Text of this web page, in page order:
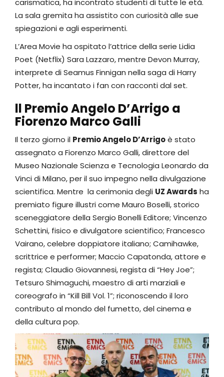
carismatica, ha incontrato studenti di tutte le età.
La sala gremita ha assistito con curiosità alle sue
spiegazioni e agli esperimenti.
L’Area Movie ha ospitato l’attrice della serie Lidia
Poet (Netflix) Sara Lazzaro, mentre Devon Murray,
interprete di Seamus Finnigan nella saga di Harry
Potter, ha incantato i fan con racconti dal set.
ll Premio Angelo D’Arrigo a
Fiorenzo Marco Galli
Il terzo giorno il Premio Angelo D’Arrigoè stato
assegnato a Fiorenzo Marco Galli, direttore del
Museo Nazionale Scienza e Tecnologia Leonardo da
Vinci di Milano, per il suo impegno nella divulgazione
scientifica. Mentre la cerimonia degli UZ Awards ha
premiato figure illustri come Mauro Boselli, storico
sceneggiatore della Sergio Bonelli Editore; Vincenzo
Schettini, fisico e divulgatore scientifico; Francesco
Vairano, celebre doppiatore italiano; Camihawke,
scrittrice e performer; Maccio Capatonda, attore e
regista; Claudio Giovannesi, regista di “Hey Joe”;
Tetsuro Shimaguchi, maestro di arti marziali e
coreografo in “Kill Bill Vol. 1”; riconoscendo il loro
contributo al mondo del fumetto, del cinema e
della cultura pop.